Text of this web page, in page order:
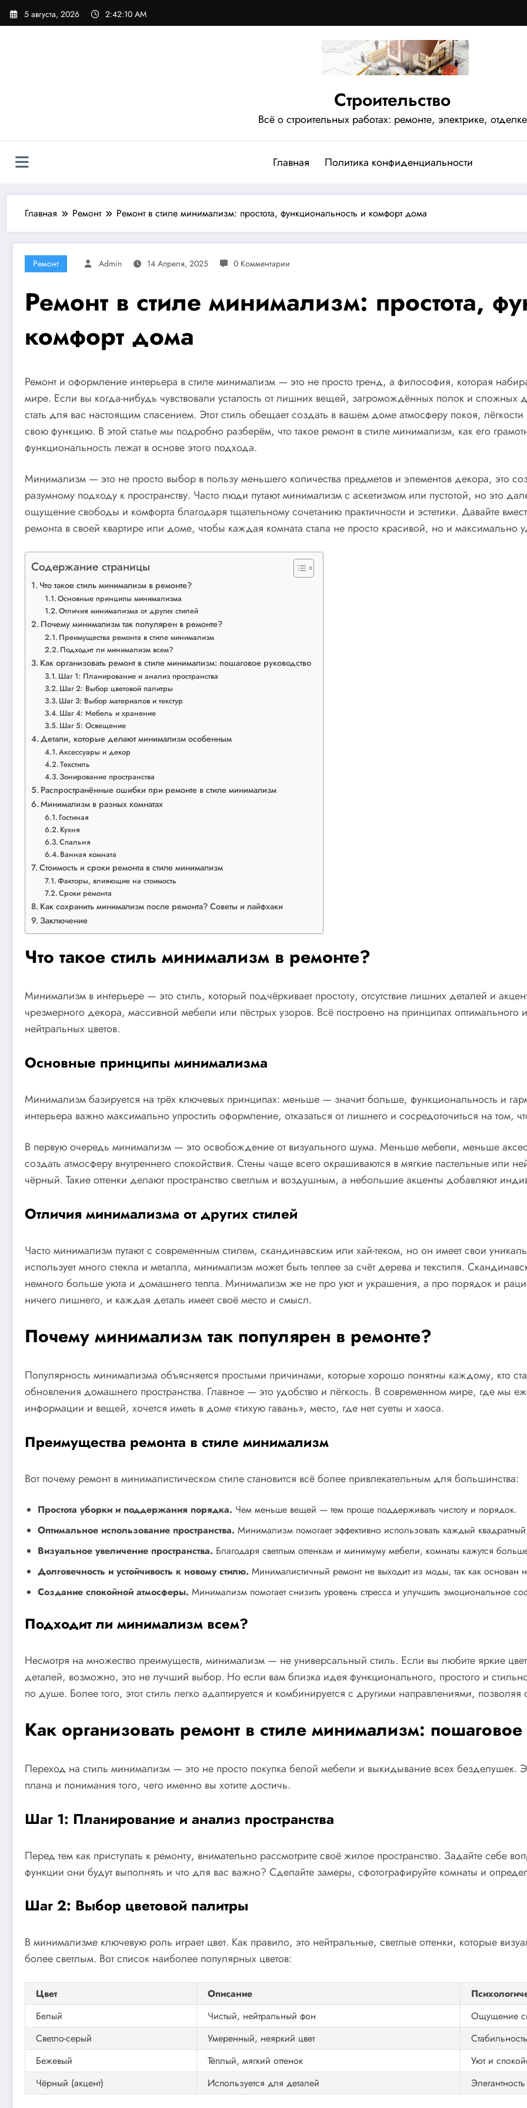
Перейти
5 августа, 2026 2:42:11 AM
Строительство
Всё о строительных работах: ремонте, электрике, отделке
Главная Политика конфиденциальности
Главная Ремонт Ремонт в стиле минимализм: простота, функциональность и комфорт дома
Ремонт Admin 14 Апреля, 2025 0 Комментарии
Ремонт в стиле минимализм: простота,
комфорт дома
Ремонт и оформление интерьера в стиле минимализм — это не просто тренд, а философия, которая
мире. Если вы когда-нибудь чувствовали усталость от лишних вещей, загромождённых полок и сложных
стать для вас настоящим спасением. Этот стиль обещает создать в вашем доме атмосферу покоя,
свою функцию. В этой статье мы подробно разберём, что такое ремонт в стиле минимализм, как его
функциональность лежат в основе этого подхода.
Минимализм — это не просто выбор в пользу меньшего количества предметов и элементов декора, это
разумному подходу к пространству. Часто люди путают минимализм с аскетизмом или пустотой, но это
ощущение свободы и комфорта благодаря тщательному сочетанию практичности и эстетики. Давайте
ремонта в своей квартире или доме, чтобы каждая комната стала не просто красивой, но и максимально
Содержание страницы
Что такое стиль минимализм в ремонте?
Основные принципы минимализма
Отличия минимализма от других стилей
Почему минимализм так популярен в ремонте?
Преимущества ремонта в стиле минимализм
Подходит ли минимализм всем?
Как организовать ремонт в стиле минимализм: пошаговое руководство
Шаг 1: Планирование и анализ пространства
Шаг 2: Выбор цветовой палитры
Шаг 3: Выбор материалов и текстур
Шаг 4: Мебель и хранение
Шаг 5: Освещение
Детали, которые делают минимализм особенным
Аксессуары и декор
Текстиль
Зонирование пространства
Распространённые ошибки при ремонте в стиле минимализм
Минимализм в разных комнатах
Гостиная
Кухня
Спальня
Ванная комната
Стоимость и сроки ремонта в стиле минимализм
Факторы, влияющие на стоимость
Сроки ремонта
Как сохранить минимализм после ремонта? Советы и лайфхаки
Заключение
Что такое стиль минимализм в ремонте?
Минимализм в интерьере — это стиль, который подчёркивает простоту, отсутствие лишних деталей и
чрезмерного декора, массивной мебели или пёстрых узоров. Всё построено на принципах оптимального
нейтральных цветов.
Основные принципы минимализма
Минимализм базируется на трёх ключевых принципах: меньше — значит больше, функциональность и
интерьера важно максимально упростить оформление, отказаться от лишнего и сосредоточиться на том,
В первую очередь минимализм — это освобождение от визуального шума. Меньше мебели, меньше
создать атмосферу внутреннего спокойствия. Стены чаще всего окрашиваются в мягкие пастельные или
чёрный. Такие оттенки делают пространство светлым и воздушным, а небольшие акценты добавляют
Отличия минимализма от других стилей
Часто минимализм путают с современным стилем, скандинавским или хай-теком, но он имеет свои
использует много стекла и металла, минимализм может быть теплее за счёт дерева и текстиля.
немного больше уюта и домашнего тепла. Минимализм же не про уют и украшения, а про порядок и
ничего лишнего, и каждая деталь имеет своё место и смысл.
Почему минимализм так популярен в ремонте?
Популярность минимализма объясняется простыми причинами, которые хорошо понятны каждому, кто
обновления домашнего пространства. Главное — это удобство и лёгкость. В современном мире, где мы
информации и вещей, хочется иметь в доме «тихую гавань», место, где нет суеты и хаоса.
Преимущества ремонта в стиле минимализм
Вот почему ремонт в минималистическом стиле становится всё более привлекательным для большинства:
Простота уборки и поддержания порядка. Чем меньше вещей — тем проще поддерживать чистоту и порядок.
Оптимальное использование пространства. Минимализм помогает эффективно использовать каждый
Визуальное увеличение пространства. Благодаря светлым оттенкам и минимуму мебели, комнаты кажутся
Долговечность и устойчивость к новому стилю. Минималистичный ремонт не выходит из моды, так как основан
Создание спокойной атмосферы. Минимализм помогает снизить уровень стресса и улучшить эмоциональное
Подходит ли минимализм всем?
Несмотря на множество преимуществ, минимализм — не универсальный стиль. Если вы любите яркие
деталей, возможно, это не лучший выбор. Но если вам близка идея функционального, простого и
по душе. Более того, этот стиль легко адаптируется и комбинируется с другими направлениями,
Как организовать ремонт в стиле минимализм:
Переход на стиль минимализм — это не просто покупка белой мебели и выкидывание всех безделушек.
плана и понимания того, чего именно вы хотите достичь.
Шаг 1: Планирование и анализ пространства
Перед тем как приступать к ремонту, внимательно рассмотрите своё жилое пространство. Задайте себе
функции они будут выполнять и что для вас важно? Сделайте замеры, сфотографируйте комнаты и
Шаг 2: Выбор цветовой палитры
В минимализме ключевую роль играет цвет. Как правило, это нейтральные, светлые оттенки, которые
более светлым. Вот список наиболее популярных цветов:
Цвет Описание
Белый
Чистый, нейтральный фон
Ощущение
Светло-серый
Умеренный, неяркий цвет
Бежевый
Тёплый, мягкий оттенок
Уют и
Чёрный (акцент)
Используется для деталей